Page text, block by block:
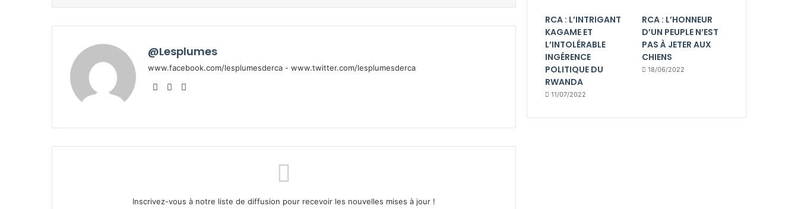
@Lesplumes
www.facebook.com/lesplumesderca - www.twitter.com/lesplumesderca
WebsiteFacebook
Inscrivez-vous à notre liste de diffusion pour recevoir les nouvelles mises à jour !
RCA : L’INTRIGANT
KAGAME ET
L’INTOLÉRABLE
INGÉRENCE
POLITIQUE DU
RWANDA
11/07/2022
RCA : L’HONNEUR
D’UN PEUPLE N’EST
PAS À JETER AUX
CHIENS
18/06/2022